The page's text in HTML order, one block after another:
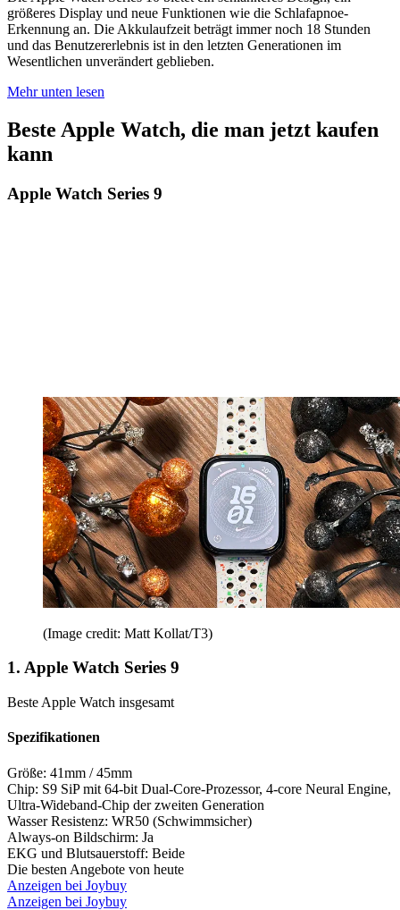
größeres Display und neue Funktionen wie die Schlafapnoe-
Erkennung an. Die Akkulaufzeit beträgt immer noch 18 Stunden
und das Benutzererlebnis ist in den letzten Generationen im
Wesentlichen unverändert geblieben.
Mehr unten lesen
Beste Apple Watch, die man jetzt kaufen
kann
Apple Watch Series 9
(Image credit: Matt Kollat/T3)
1. Apple Watch Series 9
Beste Apple Watch insgesamt
Spezifikationen
Größe: 41mm / 45mm
Chip: S9 SiP mit 64-bit Dual-Core-Prozessor, 4-core Neural Engine,
Ultra-Wideband-Chip der zweiten Generation
Wasser Resistenz: WR50 (Schwimmsicher)
Always-on Bildschirm: Ja
EKG und Blutsauerstoff: Beide
Die besten Angebote von heute
Anzeigen bei Joybuy
Anzeigen bei Joybuy